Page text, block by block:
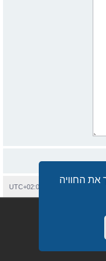
את החוויה
UTC+02:00
. ©